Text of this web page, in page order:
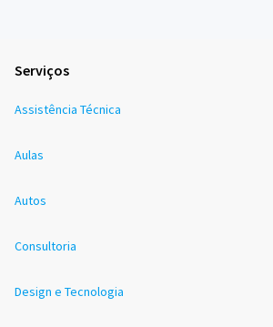
Serviços
Assistência Técnica
Aulas
Autos
Consultoria
Design e Tecnologia